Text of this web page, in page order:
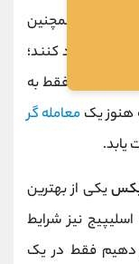
و همچنین
ایجاد کنند؛
مناسب فقط به
هنوز یک معامله گر
یکی از بهترین
نیز شرایط
انجام دهیم فقط در یک